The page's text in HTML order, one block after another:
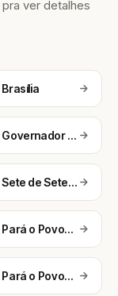
ver detalhes
Avenida Governador Muniz Falção
Avenida Sete de Setembro
Estrada Pará o Povoado Lagoa da Areia dos Marianos
Estrada Pará o Povoado Mandacaru de Cima